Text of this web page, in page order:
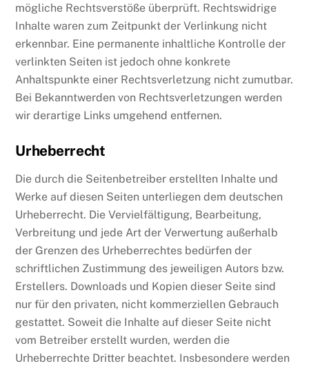
mögliche Rechtsverstöße überprüft. Rechtswidrige
Inhalte waren zum Zeitpunkt der Verlinkung nicht
erkennbar. Eine permanente inhaltliche Kontrolle der
verlinkten Seiten ist jedoch ohne konkrete
Anhaltspunkte einer Rechtsverletzung nicht zumutbar.
Bei Bekanntwerden von Rechtsverletzungen werden
wir derartige Links umgehend entfernen.
Urheberrecht
Die durch die Seitenbetreiber erstellten Inhalte und
Werke auf diesen Seiten unterliegen dem deutschen
Urheberrecht. Die Vervielfältigung, Bearbeitung,
Verbreitung und jede Art der Verwertung außerhalb
der Grenzen des Urheberrechtes bedürfen der
schriftlichen Zustimmung des jeweiligen Autors bzw.
Erstellers. Downloads und Kopien dieser Seite sind
nur für den privaten, nicht kommerziellen Gebrauch
gestattet. Soweit die Inhalte auf dieser Seite nicht
vom Betreiber erstellt wurden, werden die
Urheberrechte Dritter beachtet. Insbesondere werden